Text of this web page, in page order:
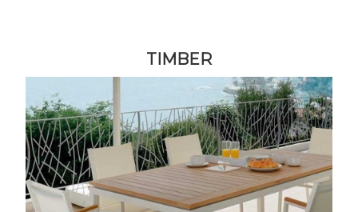
TIMBER